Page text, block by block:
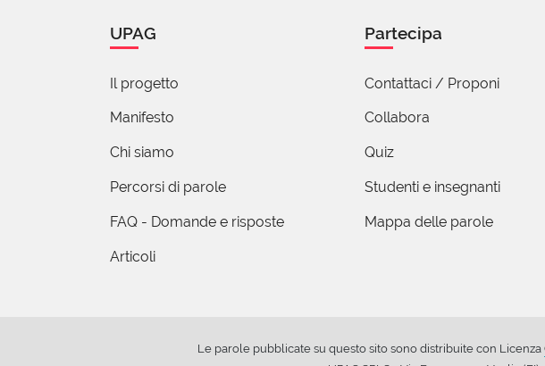
UPAG
Il progetto
Manifesto
Chi siamo
Percorsi di parole
FAQ - Domande e risposte
Articoli
Partecipa
Contattaci / Proponi
Collabora
Quiz
Studenti e insegnanti
Mappa delle parole
Le parole pubblicate su questo sito sono distribuite con Licenza